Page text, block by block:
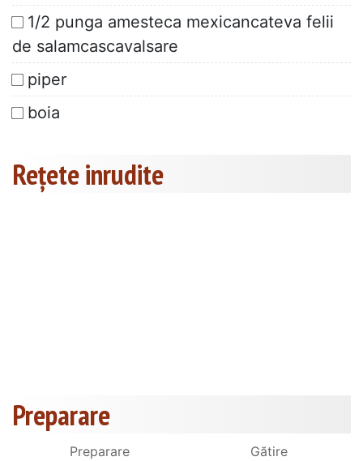
1/2 punga amesteca mexicancateva felii
de salamcascavalsare
piper
boia
Rețete inrudite
Preparare
Preparare Gătire